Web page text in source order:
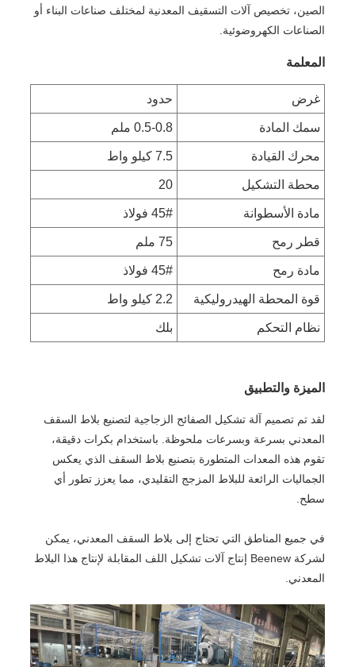
الصين، تخصيص آلات التسقيف المعدنية لمختلف صناعات البناء أو
الصناعات الكهروضوئية.
المعلمة
غرض حدود
سمك المادة 0.5-0.8 ملم
محرك القيادة 7.5 كيلو واط
محطة التشكيل 20
مادة الأسطوانة 45# فولاذ
قطر رمح 75 ملم
مادة رمح 45# فولاذ
قوة المحطة الهيدروليكية 2.2 كيلو واط
نظام التحكم بلك
الميزة والتطبيق
لقد تم تصميم آلة تشكيل الصفائح الزجاجية لتصنيع بلاط السقف
المعدني بسرعة وبسرعات ملحوظة. باستخدام بكرات دقيقة،
تقوم هذه المعدات المتطورة بتصنيع بلاط السقف الذي يعكس
الجماليات الرائعة للبلاط المزجج التقليدي، مما يعزز تطور أي
سطح.
في جميع المناطق التي تحتاج إلى بلاط السقف المعدني، يمكن
لشركة Beenew إنتاج آلات تشكيل اللف المقابلة لإنتاج هذا البلاط
المعدني.